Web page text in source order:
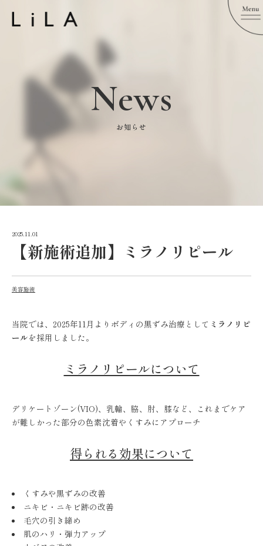
News
お知らせ
2025.11.01
【新施術追加】ミラノリピール
美容施術
当院では、2025年11月よりボディの黒ずみ治療として ミラノリピ
ールを採用しました。
ミラノリピールについて
デリケートゾーン(VIO)、乳輪、脇、肘、膝など、これまでケア
が難しかった部分の色素沈着やくすみにアプローチ
得られる効果について
くすみや黒ずみの改善
ニキビ・ニキビ跡の改善
毛穴の引き締め
肌のハリ・弾力アップ